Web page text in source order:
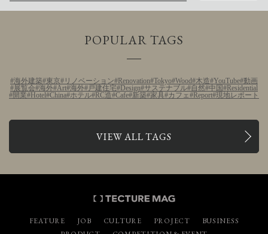
POPULAR TAGS
海外建築 東京 リノベーション Renovation Tokyo Wood 木造 YouTube 動画
展覧会 海外 Art 海外 戸建住宅 Design サステナブル 自然 中国 Residential
開業 Hotel China ホテル RC造 Cafe 新築 家具 カフェ Report 現地レポート
VIEW ALL TAGS
FEATURE JOB CULTURE PROJECT
BUSINESS